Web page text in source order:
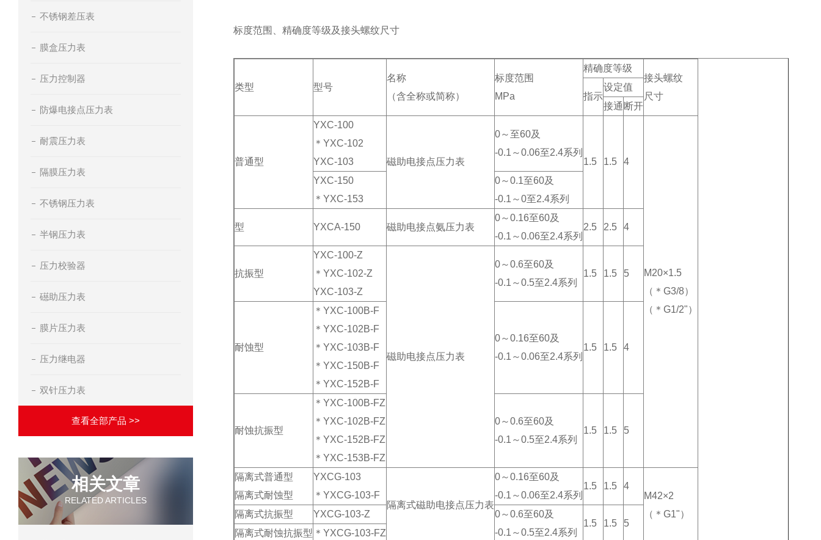
不锈钢差压表
膜盒压力表
压力控制器
防爆电接点压力表
耐震压力表
隔膜压力表
不锈钢压力表
半钢压力表
压力校验器
礠助压力表
膜片压力表
压力继电器
双针压力表
查看全部产品 >>
相关文章
RELATED ARTICLES
标度范围、精确度等级及接头螺纹尺寸
类型 型号
名称
（含全称或简称）
标度范围
MPa
精确度等级
接头螺纹
尺寸
指示
设定值
接通 断开
普通型
YXC-100
＊YXC-102
YXC-103
磁助电接点压力表
0～至60及
-0.1～0.06至2.4系列
1.5
1.5 4
M20×1.5
（＊G3/8）
（＊G1/2"）
YXC-150
＊YXC-153
0～0.1至60及
-0.1～0至2.4系列
型 YXCA-150 磁助电接点氨压力表
0～0.16至60及
-0.1～0.06至2.4系列
2.5 2.5 4
抗振型
YXC-100-Z
＊YXC-102-Z
YXC-103-Z
磁助电接点压力表
0～0.6至60及
-0.1～0.5至2.4系列
1.5 1.5 5
耐蚀型
＊YXC-100B-F
＊YXC-102B-F
＊YXC-103B-F
＊YXC-150B-F
＊YXC-152B-F
0～0.16至60及
-0.1～0.06至2.4系列
1.5 1.5 4
耐蚀抗振型
＊YXC-100B-FZ
＊YXC-102B-FZ
＊YXC-152B-FZ
＊YXC-153B-FZ
0～0.6至60及
-0.1～0.5至2.4系列
1.5 1.5 5
隔离式普通型
隔离式耐蚀型
YXCG-103
＊YXCG-103-F
隔离式磁助电接点压力表
0～0.16至60及
-0.1～0.06至2.4系列
1.5 1.5
4
M42×2
（＊G1"）
隔离式抗振型 YXCG-103-Z
0～0.6至60及
-0.1～0.5至2.4系列
1.5 1.5
5
隔离式耐蚀抗振型 ＊YXCG-103-FZ